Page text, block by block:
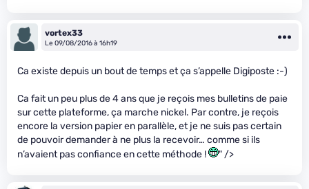
vortex33
Le 09/08/2016 à 16h19
Ca existe depuis un bout de temps et ça s’appelle Digiposte :-)
Ca fait un peu plus de 4 ans que je reçois mes bulletins de paie
sur cette plateforme, ça marche nickel. Par contre, je reçois
encore la version papier en parallèle, et je ne suis pas certain
de pouvoir demander à ne plus la recevoir… comme si ils
n’avaient pas confiance en cette méthode !
" />